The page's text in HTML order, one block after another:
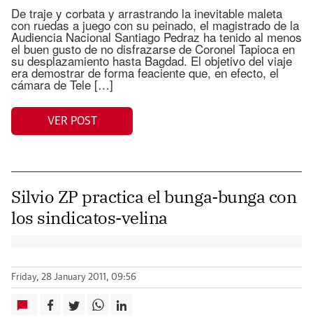
De traje y corbata y arrastrando la inevitable maleta
con ruedas a juego con su peinado, el magistrado de la
Audiencia Nacional Santiago Pedraz ha tenido al menos
el buen gusto de no disfrazarse de Coronel Tapioca en
su desplazamiento hasta Bagdad. El objetivo del viaje
era demostrar de forma feaciente que, en efecto, el
cámara de Tele […]
VER POST
Silvio ZP practica el bunga-bunga con
los sindicatos-velina
Friday, 28 January 2011, 09:56